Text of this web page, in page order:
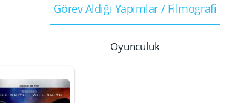
Görev Aldığı Yapımlar / Filmografi
Oyunculuk